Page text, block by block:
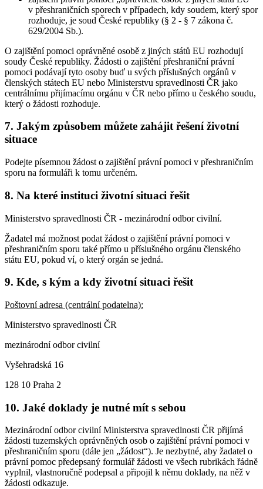
v přeshraničních sporech v případech, kdy soudem, který spor
rozhoduje, je soud České republiky (§ 2 - § 7 zákona č.
629/2004 Sb.).
O zajištění pomoci oprávněné osobě z jiných států EU rozhodují
soudy České republiky. Žádosti o zajištění přeshraniční právní
pomoci podávají tyto osoby buď u svých příslušných orgánů v
členských státech EU nebo Ministerstvu spravedlnosti ČR jako
centrálnímu přijímacímu orgánu v ČR nebo přímo u českého soudu,
který o žádosti rozhoduje.
7. Jakým způsobem můžete zahájit řešení životní
situace
Podejte písemnou žádost o zajištění právní pomoci v přeshraničním
sporu na formuláři k tomu určeném.
8. Na které instituci životní situaci řešit
Ministerstvo spravedlnosti ČR - mezinárodní odbor civilní.
Žadatel má možnost podat žádost o zajištění právní pomoci v
přeshraničním sporu také přímo u příslušného orgánu členského
státu EU, pokud ví, o který orgán se jedná.
9. Kde, s kým a kdy životní situaci řešit
Poštovní adresa (centrální podatelna):
Ministerstvo spravedlnosti ČR
mezinárodní odbor civilní
Vyšehradská 16
128 10 Praha 2
10. Jaké doklady je nutné mít s sebou
Mezinárodní odbor civilní Ministerstva spravedlnosti ČR přijímá
žádosti tuzemských oprávněných osob o zajištění právní pomoci v
přeshraničním sporu (dále jen „žádost“). Je nezbytné, aby žadatel o
právní pomoc předepsaný formulář žádosti ve všech rubrikách řádně
vyplnil, vlastnoručně podepsal a připojil k němu doklady, na něž v
žádosti odkazuje.